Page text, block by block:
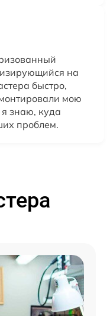
на
быстро,
мою
знаю, куда
проблем.